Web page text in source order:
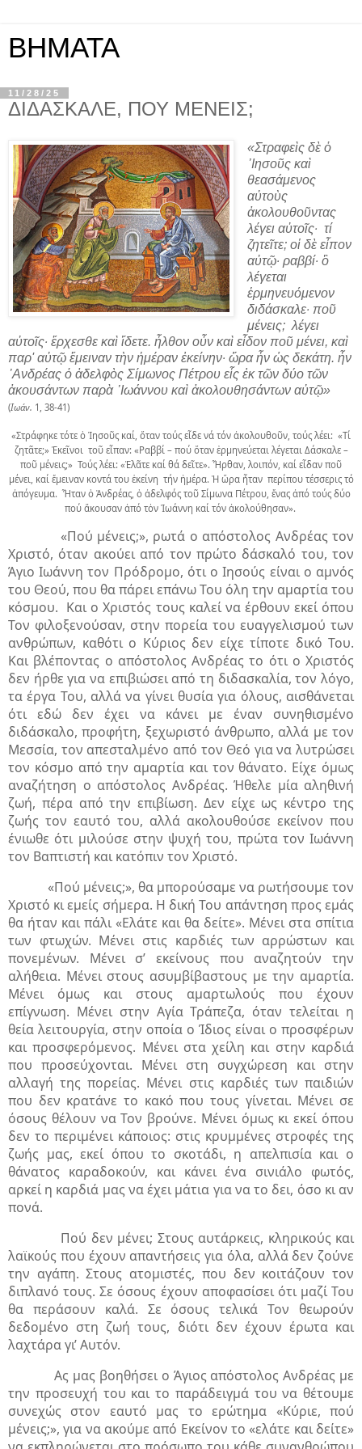
ΒΗΜΑΤΑ
11/28/25
ΔΙΔΑΣΚΑΛΕ, ΠΟΥ ΜΕΝΕΙΣ;
«Στραφεὶς δὲ ὁ
᾿Ιησοῦς καὶ
θεασάμενος
αὐτοὺς
ἀκολουθοῦντας
λέγει αὐτοῖς· τί
ζητεῖτε; οἱ δὲ εἶπον
αὐτῷ· ραββί· ὃ
λέγεται
ἑρμηνευόμενον
διδάσκαλε· ποῦ
μένεις; λέγει
αὐτοῖς· ἔρχεσθε καὶ ἴδετε. ἦλθον οὖν καὶ εἶδον ποῦ μένει, καὶ
παρ' αὐτῷ ἔμειναν τὴν ἡμέραν ἐκείνην· ὥρα ἦν ὡς δεκάτη. ἦν
᾿Ανδρέας ὁ ἀδελφὸς Σίμωνος Πέτρου εἷς ἐκ τῶν δύο τῶν
ἀκουσάντων παρὰ ᾿Ιωάννου καὶ ἀκολουθησάντων αὐτῷ»
(Ιωάν. 1, 38-41)
«Στράφηκε τότε ὁ Ἰησοῦς καί, ὅταν τούς εἶδε νά τόν ἀκολουθοῦν, τούς λέει: «Τί
ζητᾶτε;» Ἐκεῖνοι τοῦ εἶπαν: «Ραββί – πού ὅταν ἑρμηνεύεται λέγεται Δάσκαλε –
ποῦ μένεις;» Τούς λέει: «Ἐλᾶτε καί θά δεῖτε». Ἦρθαν, λοιπόν, καί εἶδαν ποῦ
μένει, καί ἔμειναν κοντά του ἐκείνη τήν ἡμέρα. Ἡ ὥρα ἦταν περίπου τέσσερις τό
ἀπόγευμα. Ἦταν ὁ Ἀνδρέας, ὁ ἀδελφός τοῦ Σίμωνα Πέτρου, ἕνας ἀπό τούς δύο
πού ἄκουσαν ἀπό τὀν Ἰωάννη καί τόν ἀκολούθησαν».
«Πού μένεις;», ρωτά ο απόστολος Ανδρέας τον
Χριστό, όταν ακούει από τον πρώτο δάσκαλό του, τον
Άγιο Ιωάννη τον Πρόδρομο, ότι ο Ιησούς είναι ο αμνός
του Θεού, που θα πάρει επάνω Του όλη την αμαρτία του
κόσμου. Και ο Χριστός τους καλεί να έρθουν εκεί όπου
Τον φιλοξενούσαν, στην πορεία του ευαγγελισμού των
ανθρώπων, καθότι ο Κύριος δεν είχε τίποτε δικό Του.
Και βλέποντας ο απόστολος Ανδρέας το ότι ο Χριστός
δεν ήρθε για να επιβιώσει από τη διδασκαλία, τον λόγο,
τα έργα Του, αλλά να γίνει θυσία για όλους, αισθάνεται
ότι εδώ δεν έχει να κάνει με έναν συνηθισμένο
διδάσκαλο, προφήτη, ξεχωριστό άνθρωπο, αλλά με τον
Μεσσία, τον απεσταλμένο από τον Θεό για να λυτρώσει
τον κόσμο από την αμαρτία και τον θάνατο. Είχε όμως
αναζήτηση ο απόστολος Ανδρέας. Ήθελε μία αληθινή
ζωή, πέρα από την επιβίωση. Δεν είχε ως κέντρο της
ζωής τον εαυτό του, αλλά ακολουθούσε εκείνον που
ένιωθε ότι μιλούσε στην ψυχή του, πρώτα τον Ιωάννη
τον Βαπτιστή και κατόπιν τον Χριστό.
«Πού μένεις;», θα μπορούσαμε να ρωτήσουμε τον
Χριστό κι εμείς σήμερα. Η δική Του απάντηση προς εμάς
θα ήταν και πάλι «Ελάτε και θα δείτε». Μένει στα σπίτια
των φτωχών. Μένει στις καρδιές των αρρώστων και
πονεμένων. Μένει σ’ εκείνους που αναζητούν την
αλήθεια. Μένει στους ασυμβίβαστους με την αμαρτία.
Μένει όμως και στους αμαρτωλούς που έχουν
επίγνωση. Μένει στην Αγία Τράπεζα, όταν τελείται η
θεία λειτουργία, στην οποία ο Ίδιος είναι ο προσφέρων
και προσφερόμενος. Μένει στα χείλη και στην καρδιά
που προσεύχονται. Μένει στη συγχώρεση και στην
αλλαγή της πορείας. Μένει στις καρδιές των παιδιών
που δεν κρατάνε το κακό που τους γίνεται. Μένει σε
όσους θέλουν να Τον βρούνε. Μένει όμως κι εκεί όπου
δεν το περιμένει κάποιος: στις κρυμμένες στροφές της
ζωής μας, εκεί όπου το σκοτάδι, η απελπισία και ο
θάνατος καραδοκούν, και κάνει ένα σινιάλο φωτός,
αρκεί η καρδιά μας να έχει μάτια για να το δει, όσο κι αν
πονά.
Πού δεν μένει; Στους αυτάρκεις, κληρικούς και
λαϊκούς που έχουν απαντήσεις για όλα, αλλά δεν ζούνε
την αγάπη. Στους ατομιστές, που δεν κοιτάζουν τον
διπλανό τους. Σε όσους έχουν αποφασίσει ότι μαζί Του
θα περάσουν καλά. Σε όσους τελικά Τον θεωρούν
δεδομένο στη ζωή τους, διότι δεν έχουν έρωτα και
λαχτάρα γι’ Αυτόν.
Ας μας βοηθήσει ο Άγιος απόστολος Ανδρέας με
την προσευχή του και το παράδειγμά του να θέτουμε
συνεχώς στον εαυτό μας το ερώτημα «Κύριε, πού
μένεις;», για να ακούμε από Εκείνον το «ελάτε και δείτε»